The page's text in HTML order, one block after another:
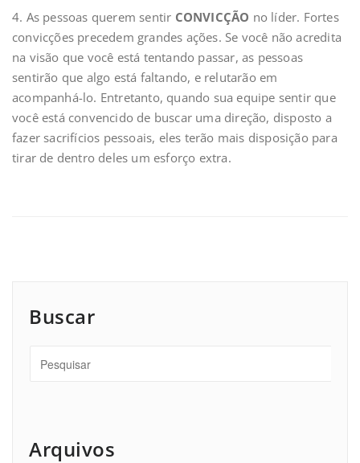
4. As pessoas querem sentir CONVICÇÃO no líder. Fortes
convicções precedem grandes ações. Se você não acredita
na visão que você está tentando passar, as pessoas
sentirão que algo está faltando, e relutarão em
acompanhá-lo. Entretanto, quando sua equipe sentir que
você está convencido de buscar uma direção, disposto a
fazer sacrifícios pessoais, eles terão mais disposição para
tirar de dentro deles um esforço extra.
Buscar
Arquivos